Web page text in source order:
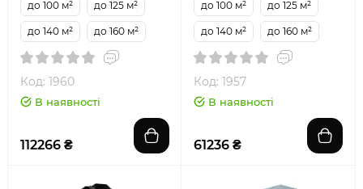
до 100 м² до 125 м²
до 140 м² до 160 м²
Код: 1960
В наявності
112266 ₴
до 100 м² до 125 м²
до 140 м² до 160 м²
Код: 1957
В наявності
61236 ₴